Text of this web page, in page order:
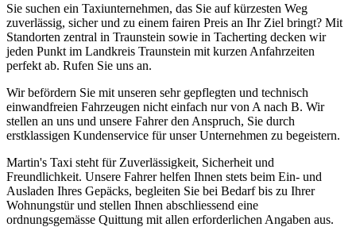
Sie suchen ein Taxiunternehmen, das Sie auf kürzesten Weg
zuverlässig, sicher und zu einem fairen Preis an Ihr Ziel bringt? Mit
Standorten zentral in Traunstein sowie in Tacherting decken wir
jeden Punkt im Landkreis Traunstein mit kurzen Anfahrzeiten
perfekt ab. Rufen Sie uns an.
Wir befördern Sie mit unseren sehr gepflegten und technisch
einwandfreien Fahrzeugen nicht einfach nur von A nach B. Wir
stellen an uns und unsere Fahrer den Anspruch, Sie durch
erstklassigen Kundenservice für unser Unternehmen zu begeistern.
Martin's Taxi steht für Zuverlässigkeit, Sicherheit und
Freundlichkeit. Unsere Fahrer helfen Ihnen stets beim Ein- und
Ausladen Ihres Gepäcks, begleiten Sie bei Bedarf bis zu Ihrer
Wohnungstür und stellen Ihnen abschliessend eine
ordnungsgemässe Quittung mit allen erforderlichen Angaben aus.